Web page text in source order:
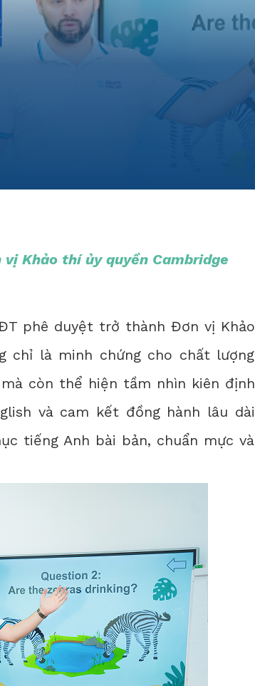
Khảo thí ủy quyền Cambridge
phê duyệt trở thành Đơn vị Khảo
chỉ là minh chứng cho chất lượng
còn thể hiện tầm nhìn kiên định
và cam kết đồng hành lâu dài
tiếng Anh bài bản, chuẩn mực và